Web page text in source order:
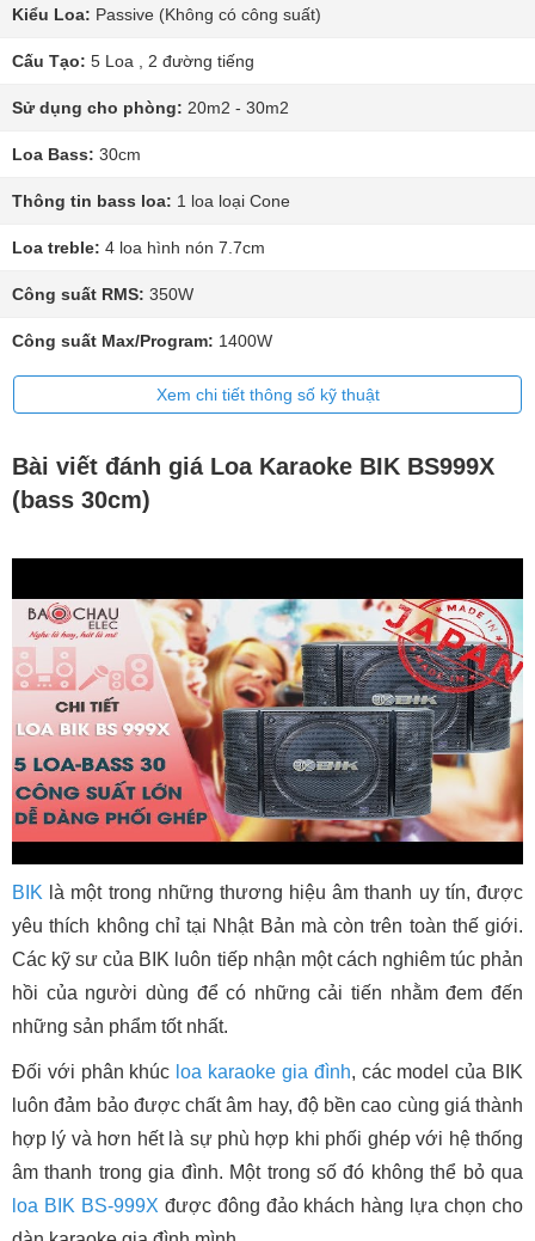
Kiểu Loa: Passive (Không có công suất)
Cấu Tạo: 5 Loa , 2 đường tiếng
Sử dụng cho phòng: 20m2 - 30m2
Loa Bass: 30cm
Thông tin bass loa: 1 loa loại Cone
Loa treble: 4 loa hình nón 7.7cm
Công suất RMS: 350W
Công suất Max/Program: 1400W
Xem chi tiết thông số kỹ thuật
Bài viết đánh giá Loa Karaoke BIK BS999X
(bass 30cm)
BIK là một trong những thương hiệu âm thanh uy tín, được
yêu thích không chỉ tại Nhật Bản mà còn trên toàn thế giới.
Các kỹ sư của BIK luôn tiếp nhận một cách nghiêm túc phản
hồi của người dùng để có những cải tiến nhằm đem đến
những sản phẩm tốt nhất.
Đối với phân khúc loa karaoke gia đình, các model của BIK
luôn đảm bảo được chất âm hay, độ bền cao cùng giá thành
hợp lý và hơn hết là sự phù hợp khi phối ghép với hệ thống
âm thanh trong gia đình. Một trong số đó không thể bỏ qua
loa BIK BS-999X được đông đảo khách hàng lựa chọn cho